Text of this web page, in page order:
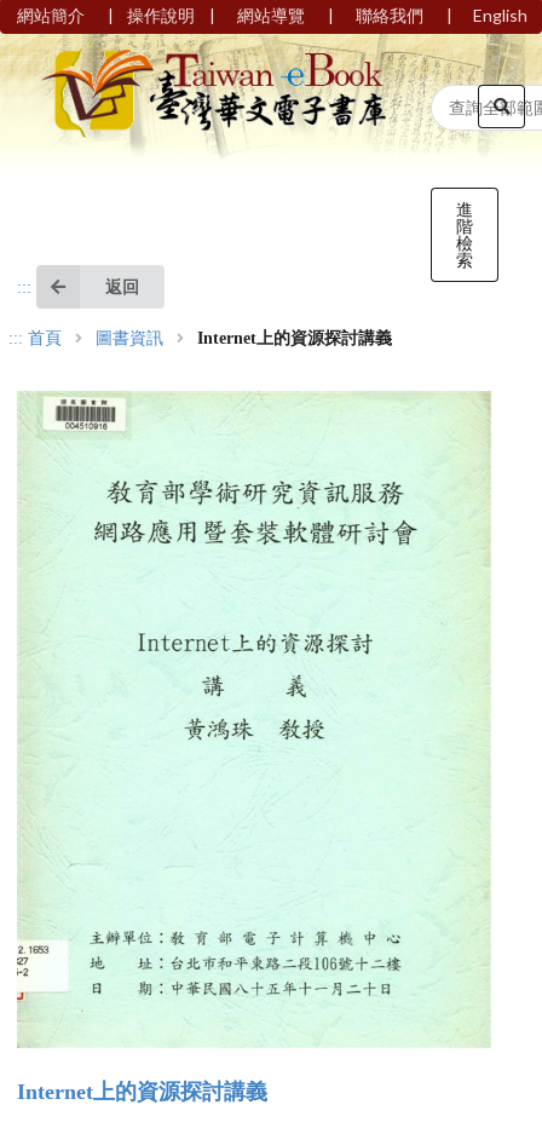
網站簡介 | 操作說明 | 網站導覽 | 聯絡我們 | English
進
階
檢
索
::: 返回
::: 首頁 圖書資訊 Internet上的資源探討講義
Internet上的資源探討講義